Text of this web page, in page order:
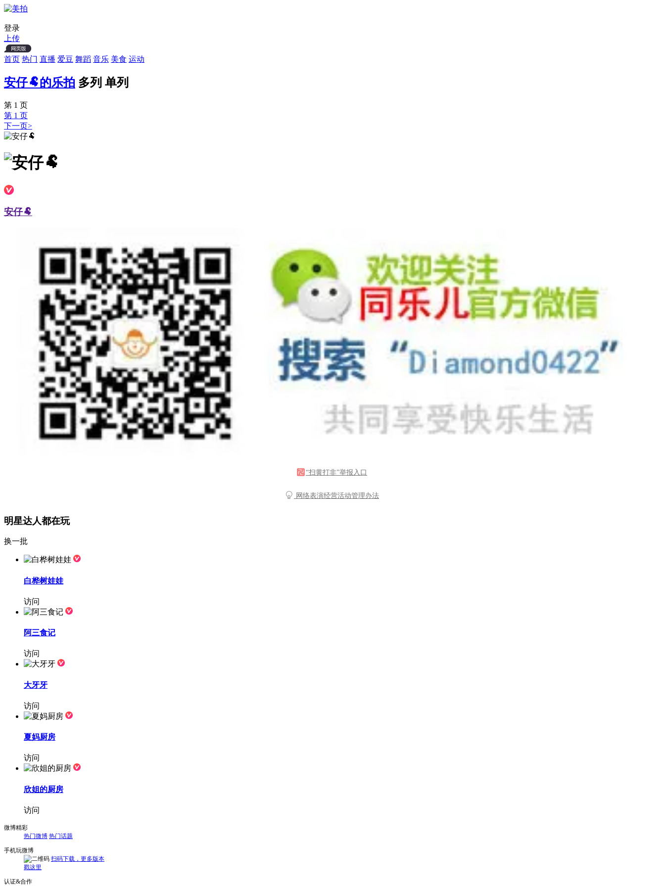
登录
上传
首页 热门 直播 爱豆 舞蹈 音乐 美食 运动
安仔🐏的乐拍 多列 单列
第 1 页
第 1 页
下一页>
安仔🐏
“扫黄打非”举报入口
网络表演经营活动管理办法
明星达人都在玩
换一批
白桦树娃娃
访问
阿三食记
访问
大牙牙
访问
夏妈厨房
访问
欣姐的厨房
访问
微博精彩
热门微博 热门话题
手机玩微博
扫码下载，更多版本
戳这里
认证&合作